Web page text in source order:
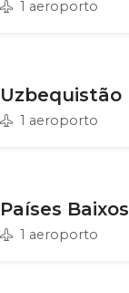
1 aeroporto
Uzbequistão
1 aeroporto
Países Baixos
1 aeroporto